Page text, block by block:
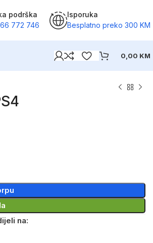
podrška
772 746
Isporuka
Besplatno preko 300 KM
0,00 KM
na: